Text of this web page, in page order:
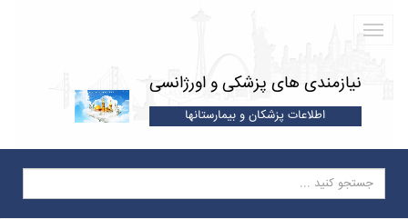
نیازمندی های پزشکی و اورژانسی
اطلاعات پزشکان و بیمارستانها